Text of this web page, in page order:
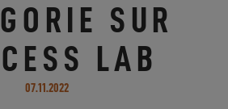
SUR
LAB
07.11.2022